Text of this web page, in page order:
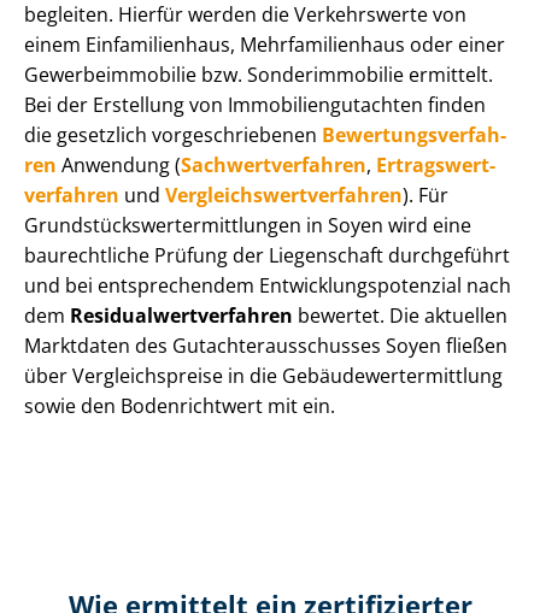
begleiten. Hierfür werden die Verkehrswerte von
einem Einfamilienhaus, Mehr­fa­mi­li­en­haus oder einer
Ge­wer­be­im­mo­bi­lie bzw. Sonderimmobilie ermittelt.
Bei der Erstellung von Im­mo­bi­li­en­gut­ach­ten finden
die gesetzlich vor­ge­schrie­be­nen Be­wer­tungs­ver­fah­
ren Anwendung (Sach­wert­ver­fah­ren, Er­trags­wert­
ver­fah­ren und Ver­gleichs­wert­ver­fah­ren). Für
Grund­stücks­wert­ermitt­lun­gen in Soyen wird eine
baurechtliche Prüfung der Liegenschaft durchgeführt
und bei entsprechendem Ent­wick­lungs­po­ten­zi­al nach
dem Re­si­du­al­wert­ver­fah­ren bewertet. Die aktuellen
Marktdaten des Gut­ach­ter­aus­schus­ses Soyen fließen
über Ver­gleichs­prei­se in die Ge­bäu­de­wert­ermitt­lung
sowie den Bodenrichtwert mit ein.
Wie ermittelt ein zertifizierter